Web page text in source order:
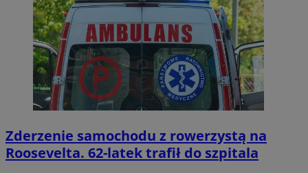
Zderzenie samochodu z rowerzystą na
Roosevelta. 62-latek trafił do szpitala